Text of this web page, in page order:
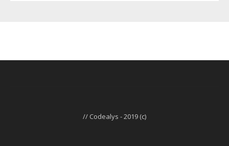
// Codealys - 2019 (c)